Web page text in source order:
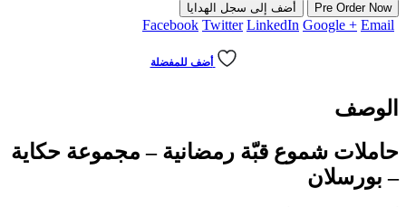
Pre Order Now
أضف إلى سجل الهدايا
Facebook Twitter LinkedIn Google + Email
أضف للمفضلة
الوصف
حاملات شموع قبّة رمضانية – مجموعة حكاية
– بورسلان